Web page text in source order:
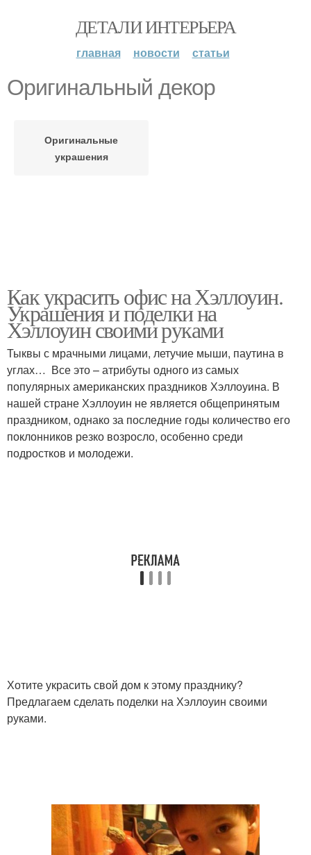
ДЕТАЛИ ИНТЕРЬЕРА
главная новости статьи
Оригинальный декор
Оригинальные
украшения
Как украсить офис на Хэллоуин.
Украшения и поделки на
Хэллоуин своими руками
Тыквы с мрачными лицами, летучие мыши, паутина в
углах… Все это – атрибуты одного из самых
популярных американских праздников Хэллоуина. В
нашей стране Хэллоуин не является общепринятым
праздником, однако за последние годы количество его
поклонников резко возросло, особенно среди
подростков и молодежи.
Хотите украсить свой дом к этому празднику?
Предлагаем сделать поделки на Хэллоуин своими
руками.